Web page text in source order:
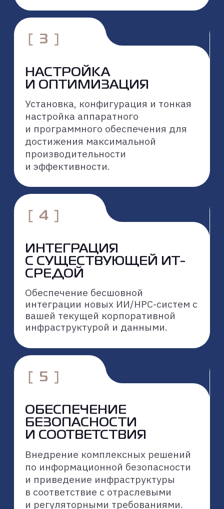
Постпроектное сопровождение
и развитие
Тестирование и приемка
3
Разработка и внедрение
ПОЧЕМУ
К2 НейроТех — подразделение К2Тех,
которое внедряет искусственный
интеллект. Мы сопровождаем компании
на всех этапах: от консалтинга
и пилотных проектов до разработки
решений и поставки готовой ИИ-
инфраструктуры. Опираемся на опыт
К2Тех в создании мощных
вычислительных систем и работе
со сложными данными.
ГЛУБОКАЯ
И ОПЫТ
18+
лет опыта в проектировании
высокопроизводительных
вычислительных систем, работе
с данными и разработке ПО